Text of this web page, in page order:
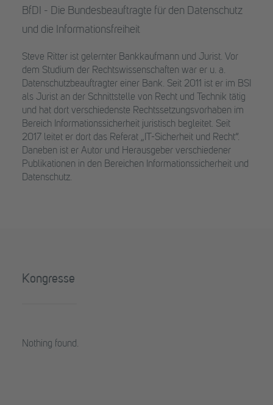
BfDI - Die Bundesbeauftragte für den Datenschutz
und die Informationsfreiheit
Steve Ritter ist gelernter Bankkaufmann und Jurist. Vor
dem Studium der Rechtswissenschaften war er u. a.
Datenschutzbeauftragter einer Bank. Seit 2011 ist er im BSI
als Jurist an der Schnittstelle von Recht und Technik tätig
und hat dort verschiedenste Rechtssetzungsvorhaben im
Bereich Informationssicherheit juristisch begleitet. Seit
2017 leitet er dort das Referat „IT-Sicherheit und Recht“.
Daneben ist er Autor und Herausgeber verschiedener
Publikationen in den Bereichen Informationssicherheit und
Datenschutz.
Kongresse
Nothing found.